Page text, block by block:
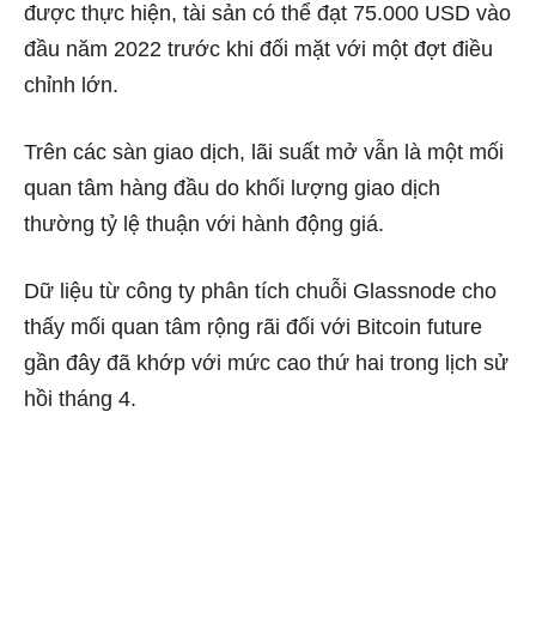
được thực hiện, tài sản có thể đạt 75.000 USD vào
đầu năm 2022 trước khi đối mặt với một đợt điều
chỉnh lớn.
Trên các sàn giao dịch, lãi suất mở vẫn là một mối
quan tâm hàng đầu do khối lượng giao dịch
thường tỷ lệ thuận với hành động giá.
Dữ liệu từ công ty phân tích chuỗi Glassnode cho
thấy mối quan tâm rộng rãi đối với Bitcoin future
gần đây đã khớp với mức cao thứ hai trong lịch sử
hồi tháng 4.